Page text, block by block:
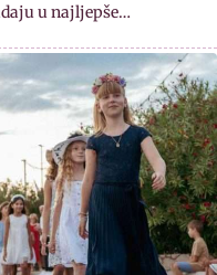
u najljepše…